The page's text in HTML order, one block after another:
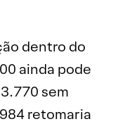
dentro do
ainda pode
sem
retomaria